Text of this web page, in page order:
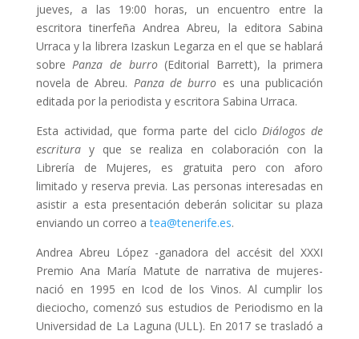
jueves, a las 19:00 horas, un encuentro entre la
escritora tinerfeña Andrea Abreu, la editora Sabina
Urraca y la librera Izaskun Legarza en el que se hablará
sobrePanza de burro(Editorial Barrett), la primera
novela de Abreu. Panza de burro es una publicación
editada por la periodista y escritora Sabina Urraca.
Esta actividad, que forma parte del cicloDiálogos de
escrituray que se realiza en colaboración con la
Librería de Mujeres, es gratuita pero con aforo
limitado y reserva previa. Las personas interesadas en
asistir a esta presentación deberán solicitar su plaza
enviando un correo atea@tenerife.es.
Andrea Abreu López -ganadora del accésit del XXXI
Premio Ana María Matute de narrativa de mujeres-
nació en 1995 en Icod de los Vinos. Al cumplir los
dieciocho, comenzó sus estudios de Periodismo en la
Universidad de La Laguna (ULL). En 2017 se trasladó a